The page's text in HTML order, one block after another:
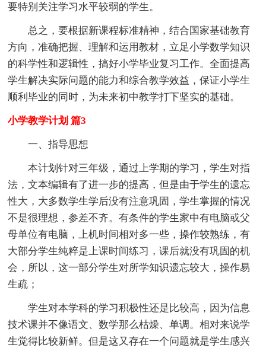
要特别关注学习水平较弱的学生。
总之，要根据新课程标准精神，结合国家基础教育
方向，准确把握、理解和运用教材，立足小学数学知识
的科学性和逻辑性，搞好小学毕业复习工作。全面提高
学生解决实际问题的能力和综合教学效益，保证小学生
顺利毕业的同时，为未来初中教学打下坚实的基础。
小学教学计划 篇3
一、指导思想
本计划针对三年级，通过上学期的学习，学生对指
法，文本编辑有了进一步的提高，但是由于学生的遗忘
性大，大多数学生学后没有注意巩固，学生掌握的情况
不是很理想，参差不齐。有条件的学生家中有电脑或父
母单位有电脑，上机时间相对多一些，操作较熟练，有
大部分学生纯粹是上课时间练习，课后就没有巩固的机
会，所以，这一部分学生对所学知识遗忘较大，操作易
生疏；
学生对本学科的学习积极性还是比较高，因为信息
技术课并不像语文、数学那么枯燥、单调。相对来说学
生觉得比较新鲜。但是这又存在一个问题就是学生感兴